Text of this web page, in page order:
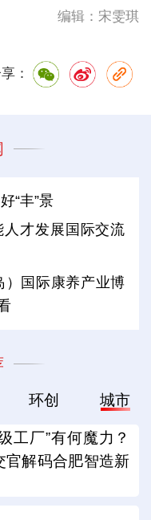
编辑：宋雯琪
：
“丰”景
才发展国际交流
）国际康养产业博
环创 城市
工厂”有何魔力？
官解码合肥智造新